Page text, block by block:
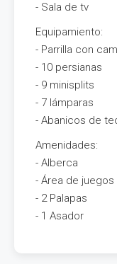
- Sala de tv
Equipamiento:
- Parrilla con
- 10 persianas
- 9 minisplits
- 7 lámparas
- Abanicos de
Amenidades:
- Alberca
- Área de juegos
- 2 Palapas
- 1 Asador